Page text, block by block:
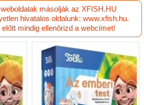
Iskolai gyakorló
könyv
foglalkoztató
Lapozó
album, matrica
másolják az XFISH.HU
hivatalos oldalunk: www.xfish.hu.
mindig ellenőrizd a webcímet!